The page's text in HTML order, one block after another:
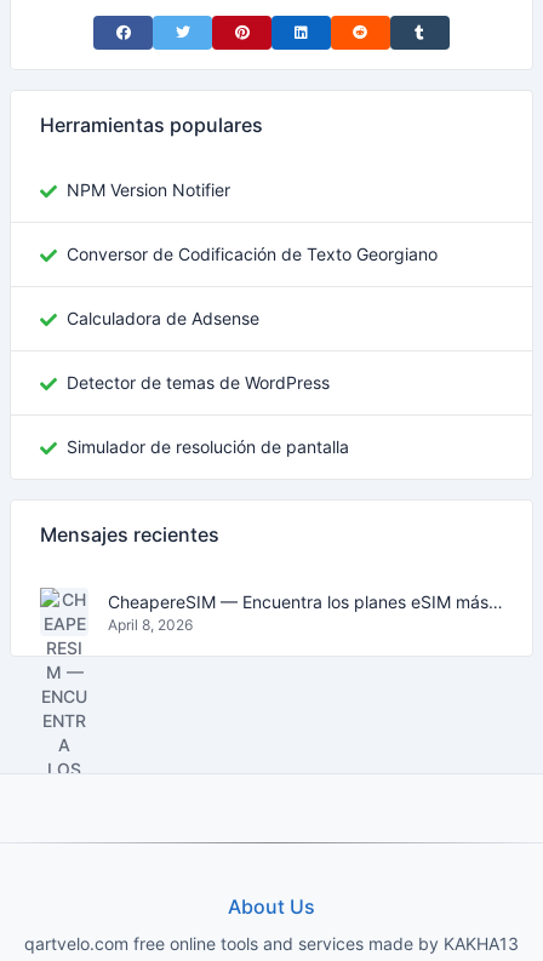
Share on Facebook
Share on TwitterShare on Pinterest
Share on LinkedIn
Share on RedditShare on Tumblr
Herramientas populares
NPM Version Notifier
Conversor de Codificación de Texto Georgiano
Calculadora de Adsense
Detector de temas de WordPress
Simulador de resolución de pantalla
Mensajes recientes
CheapereSIM — Encuentra los planes eSIM más baratos para viajar en 2026
April 8, 2026
About Us
qartvelo.com free online tools and services made by KAKHA13